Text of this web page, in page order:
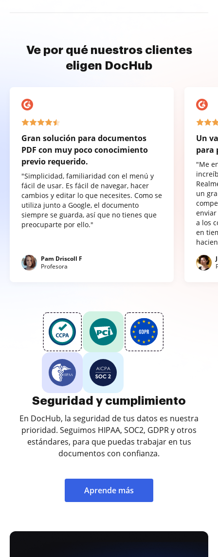
Ve por qué nuestros clientes
eligen DocHub
Gran solución para documentos
PDF con muy poco conocimiento
previo requerido.
"Simplicidad, familiaridad con el menú y
fácil de usar. Es fácil de navegar, hacer
cambios y editar lo que necesites. Como se
utiliza junto a Google, el documento
siempre se guarda, así que no tienes que
preocuparte por ello."
Pam Driscoll F
Profesora
Un
para
"Me
un
a los
en
Seguridad y cumplimiento
En DocHub, la seguridad de tus datos es nuestra
prioridad. Seguimos HIPAA, SOC2, GDPR y otros
estándares, para que puedas trabajar en tus
documentos con confianza.
Aprende más